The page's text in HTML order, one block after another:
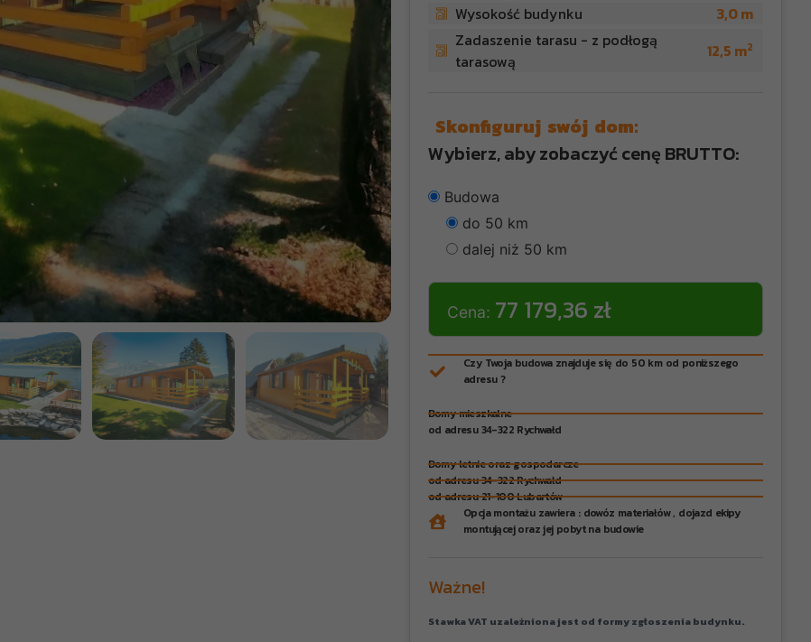
Wysokość budynku
3,0 m
Zadaszenie tarasu - z podłogą
tarasową
12,5 m2
Skonfiguruj swój dom:
Wybierz, aby zobaczyć cenę BRUTTO:
Budowa
do 50 km
dalej niż 50 km
Cena: 77 179,36 zł
Czy Twoja budowa znajduje się do 50 km od poniższego
adresu ?
Domy mieszkalne
od adresu 34-322 Rychwałd
Domy letnie oraz gospodarcze
od adresu 34-322 Rychwałd
od adresu 21-100 Lubartów
Opcja montażu zawiera : dowóz materiałów , dojazd ekipy
montującej oraz jej pobyt na budowie
Ważne!
Stawka VAT uzależniona jest od formy zgłoszenia budynku.